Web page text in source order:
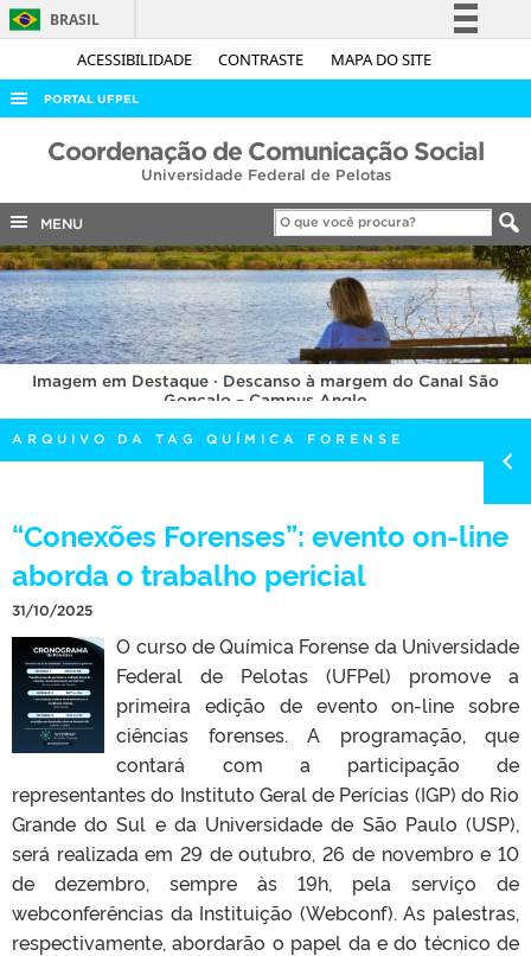
ACESSIBILIDADE CONTRASTE MAPA DO SITE
BRASIL
Simplifique!
Acesso à informação
Legislação
Canais
PORTAL UFPEL
ACESSO À INFORMAÇÃO
COBALTO
CONCURSOS
EDITAIS
INTERNACIONAL
OUVIDORIA
PORTARIAS
TELEFONES
Coordenação de Comunicação Social
Universidade Federal de Pelotas
MENU
Imagem em Destaque · Descanso à margem do Canal São
Gonçalo – Campus Anglo
ARQUIVO DA TAG QUÍMICA FORENSE
“Conexões Forenses”: evento on-line
aborda o trabalho pericial
31/10/2025
O curso de Química Forense da Universidade
Federal de Pelotas (UFPel) promove a
primeira edição de evento on-line sobre
ciências forenses. A programação, que
contará com a participação de
representantes do Instituto Geral de Perícias (IGP) do Rio
Grande do Sul e da Universidade de São Paulo (USP),
será realizada em 29 de outubro, 26 de novembro e 10
de dezembro, sempre às 19h, pela serviço de
webconferências da Instituição (Webconf). As palestras,
respectivamente, abordarão o papel da e do técnico de